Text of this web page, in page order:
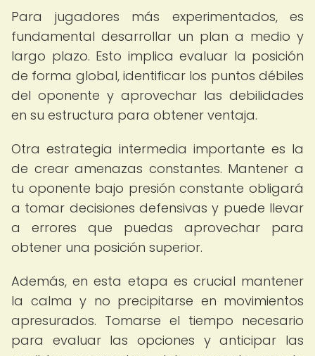
Para jugadores más experimentados, es
fundamental desarrollar un plan a medio y
largo plazo. Esto implica evaluar la posición
de forma global, identificar los puntos débiles
del oponente y aprovechar las debilidades
en su estructura para obtener ventaja.
Otra estrategia intermedia importante es la
de crear amenazas constantes. Mantener a
tu oponente bajo presión constante obligará
a tomar decisiones defensivas y puede llevar
a errores que puedas aprovechar para
obtener una posición superior.
Además, en esta etapa es crucial mantener
la calma y no precipitarse en movimientos
apresurados. Tomarse el tiempo necesario
para evaluar las opciones y anticipar las